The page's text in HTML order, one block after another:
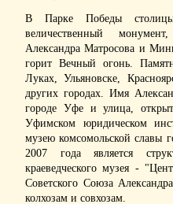
В Парке Победы
величественный
Александра Матросова и
горит Вечный огонь.
Луках, Ульяновске,
других городах. Имя
городе Уфе и улица,
Уфимском юридическом
музею комсомольской славы
2007 года является
краеведческого музея -
Советского Союза
колхозам и совхозам.